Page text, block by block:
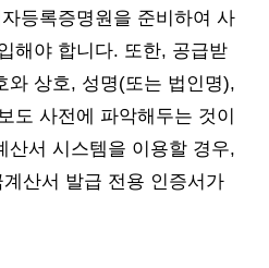
등록증명원을 준비하여 사
해야 합니다. 또한, 공급받
와 상호, 성명(또는 법인명),
도 사전에 파악해두는 것이
산서 시스템을 이용할 경우,
산서 발급 전용 인증서가